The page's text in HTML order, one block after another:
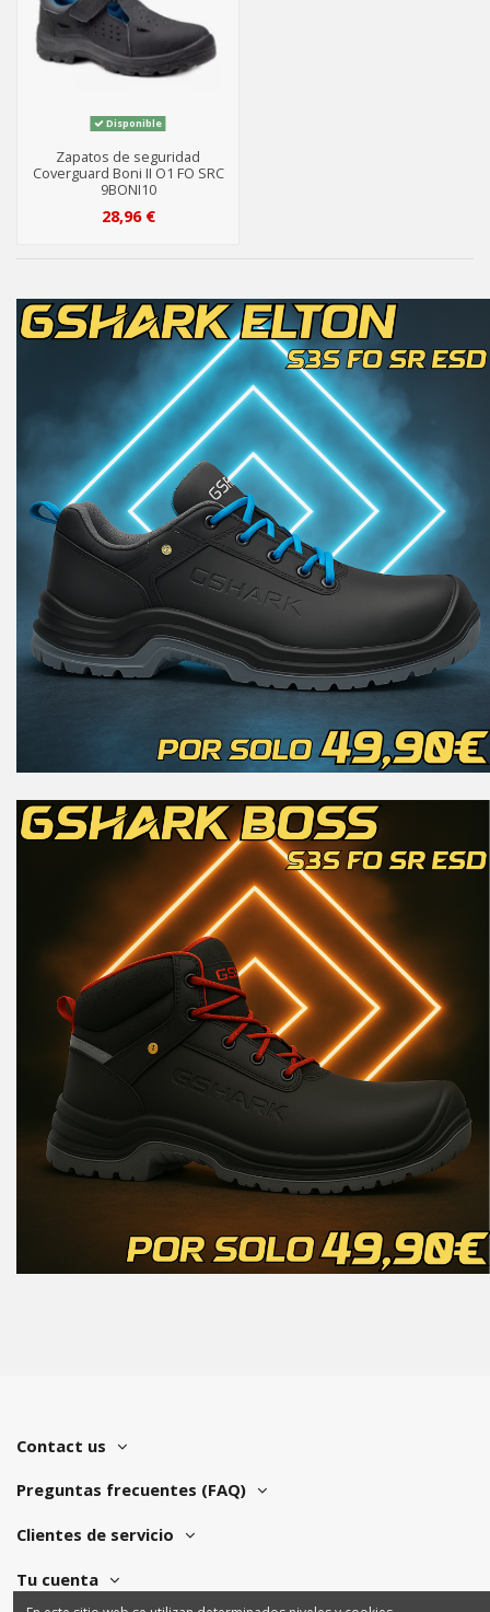
Disponible
Zapatos de seguridad
Coverguard Boni II O1 FO SRC
9BONI10
28,96 €
Contact us
Preguntas frecuentes (FAQ)
Clientes de servicio
Tu cuenta